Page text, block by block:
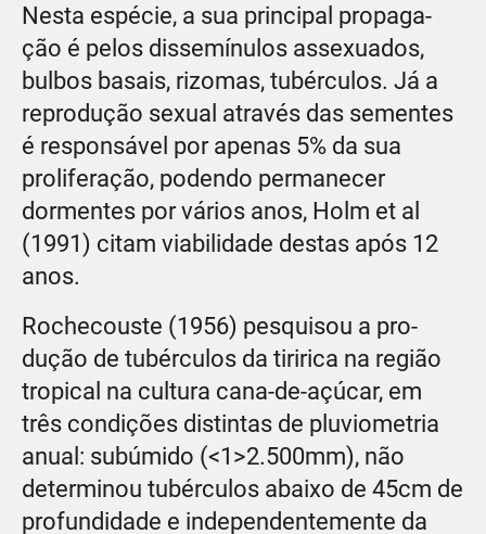
Nesta espécie, a sua principal propaga-
ção é pelos dissemínulos assexuados,
bulbos basais, rizomas, tubérculos. Já a
reprodução sexual através das sementes
é responsável por apenas 5% da sua
proliferação, podendo permanecer
dormentes por vários anos, Holm et al
(1991) citam viabilidade destas após 12
anos.
Rochecouste (1956) pesquisou a pro-
dução de tubérculos da tiririca na região
tropical na cultura cana-de-açúcar, em
três condições distintas de pluviometria
anual: subúmido (<1>2.500mm), não
determinou tubérculos abaixo de 45cm de
profundidade e independentemente da